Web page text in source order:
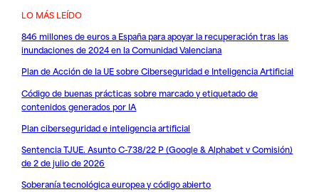
LO MÁS LEÍDO
846 millones de euros a España para apoyar la recuperación tras las
inundaciones de 2024 en la Comunidad Valenciana
Plan de Acción de la UE sobre Ciberseguridad e Inteligencia Artificial
Código de buenas prácticas sobre marcado y etiquetado de
contenidos generados por IA
Plan ciberseguridad e inteligencia artificial
Sentencia TJUE. Asunto C-738/22 P (Google & Alphabet v Comisión)
de 2 de julio de 2026
Soberanía tecnológica europea y código abierto